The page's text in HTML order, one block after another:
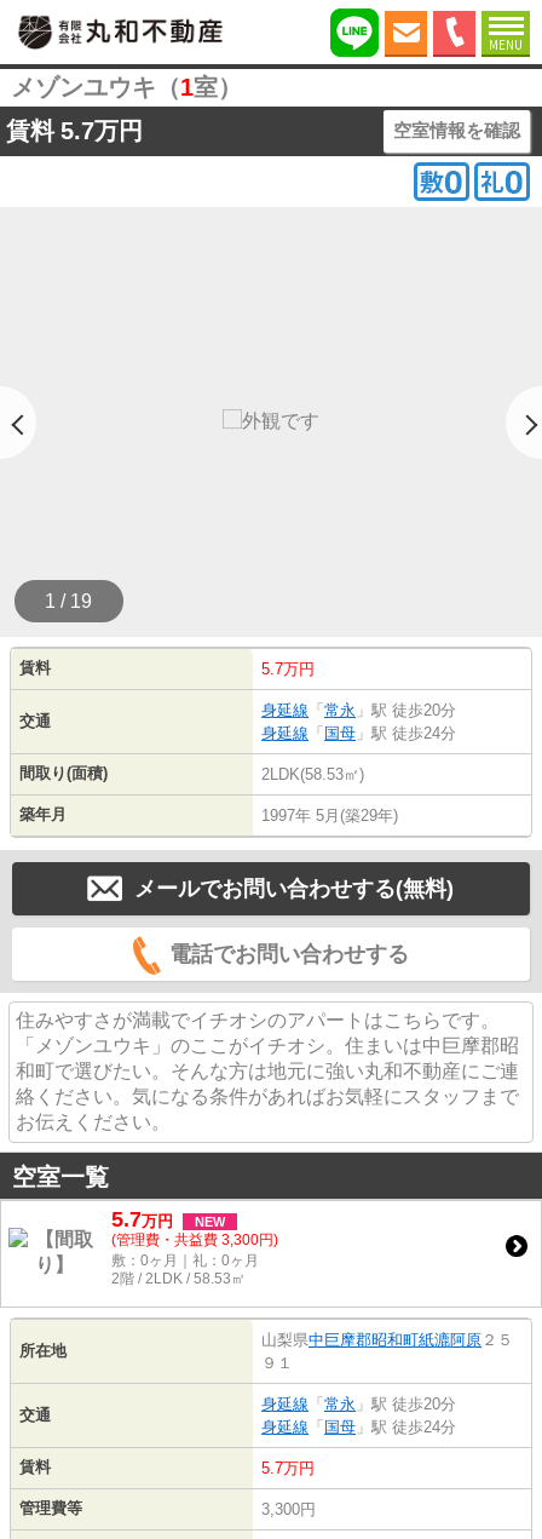
MENU
メゾンユウキ（1室）
賃料 5.7万円 空室情報を確認
1 / 19
賃料 5.7万円
交通
身延線 「 常永 」駅 徒歩20分
身延線 「 国母 」駅 徒歩24分
間取り(面積) 2LDK(58.53㎡)
築年月 1997年 5月(築29年)
メールでお問い合わせする(無料)
電話でお問い合わせする
住みやすさが満載でイチオシのアパートはこちらです。
「メゾンユウキ」のここがイチオシ。住まいは中巨摩郡昭
和町で選びたい。そんな方は地元に強い丸和不動産にご連
絡ください。気になる条件があればお気軽にスタッフまで
お伝えください。
空室一覧
5.7万円 NEW
(管理費・共益費 3,300円)
敷：0ヶ月｜礼：0ヶ月
2階 / 2LDK / 58.53㎡
所在地
山梨県中巨摩郡昭和町紙漉阿原 ２５
９１
交通
身延線 「 常永 」駅 徒歩20分
身延線 「 国母 」駅 徒歩24分
賃料 5.7万円
管理費等 3,300円